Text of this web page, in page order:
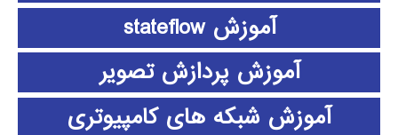
آموزش stateflow
آموزش پردازش تصویر
آموزش شبکه های کامپیوتری